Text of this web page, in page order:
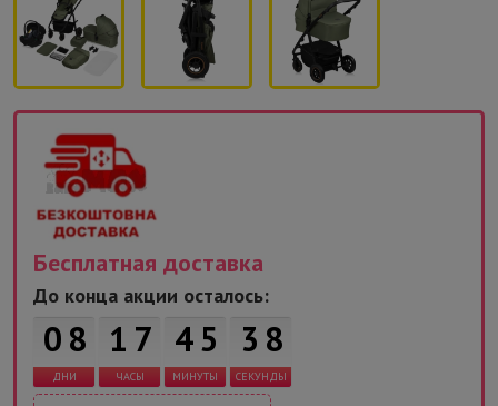
Бесплатная доставка
До конца акции осталось:
0 8
ДНИ
1 7
ЧАСЫ
4 5
МИНУТЫ
3 7
СЕКУНДЫ